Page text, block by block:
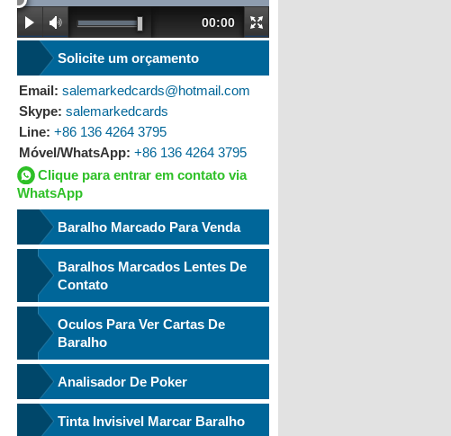
00:00
Solicite um orçamento
Email: salemarkedcards@hotmail.com
Skype: salemarkedcards
Line: +86 136 4264 3795
Móvel/WhatsApp: +86 136 4264 3795
Clique para entrar em contato via
WhatsApp
Baralho Marcado Para Venda
Baralhos Marcados Lentes De
Contato
Oculos Para Ver Cartas De
Baralho
Analisador De Poker
Tinta Invisivel Marcar Baralho